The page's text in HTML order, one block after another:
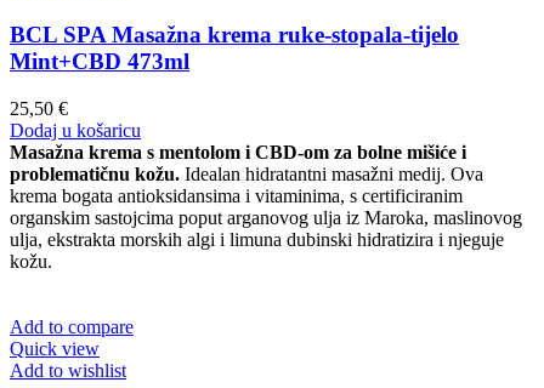
BCL SPA Masažna krema ruke-stopala-tijelo
Mint+CBD 473ml
25,50 €
Dodaj u košaricu
Masažna krema s mentolom i CBD-om za bolne mišiće i
problematičnu kožu. Idealan hidratantni masažni medij. Ova
krema bogata antioksidansima i vitaminima, s certificiranim
organskim sastojcima poput arganovog ulja iz Maroka, maslinovog
ulja, ekstrakta morskih algi i limuna dubinski hidratizira i njeguje
kožu.
Add to compare
Quick view
Add to wishlist